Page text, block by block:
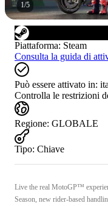
1/5
Piattaforma: Steam
Consulta la guida di
Può essere attivato in:
Controlla le restrizioni
Regione: GLOBALE
Tipo: Chiave
Live the real MotoGP™
Season, new rider-based